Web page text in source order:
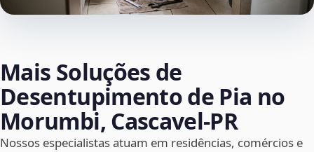
Mais Soluções de
Desentupimento de Pia no
Morumbi, Cascavel‑PR
Nossos especialistas atuam em residências, comércios e